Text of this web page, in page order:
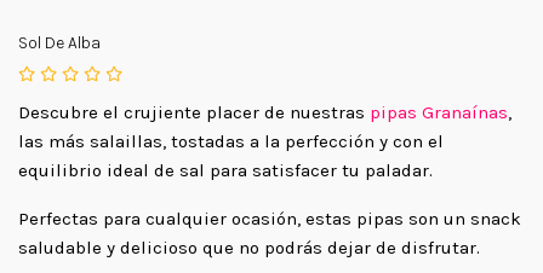
Sol De Alba
Descubre el crujiente placer de nuestras pipas Granaínas,
las más salaillas, tostadas a la perfección y con el
equilibrio ideal de sal para satisfacer tu paladar.
Perfectas para cualquier ocasión, estas pipas son un snack
saludable y delicioso que no podrás dejar de disfrutar.